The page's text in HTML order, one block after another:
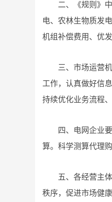
二、《规则》
电、农林生物质发
机组补偿费用、优
三、市场运营
工作，认真做好信
持续优化业务流程
四、电网企业
算。科学测算代理
五、各经营主
秩序，促进市场健康